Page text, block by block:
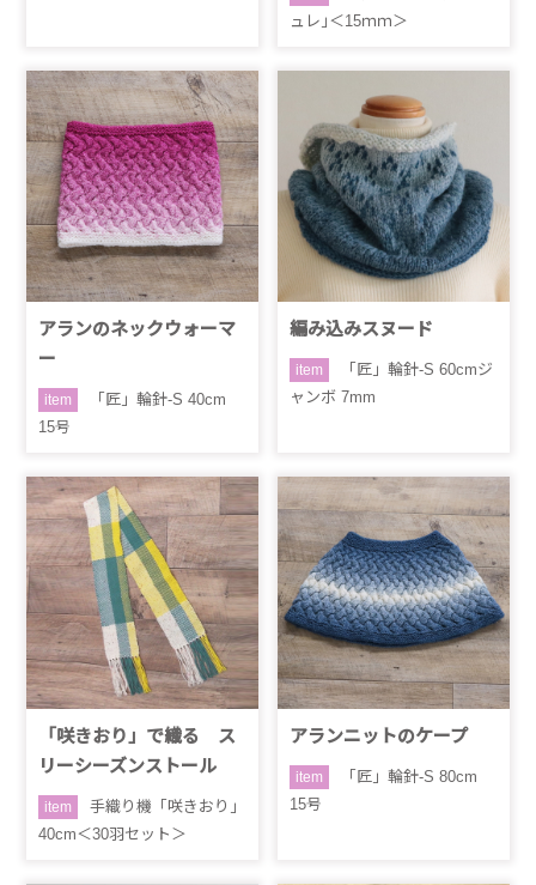
ュレ｣＜15ｍｍ＞
アランのネックウォーマ
ー
item
「匠」輪針-S 40cm
15号
編み込みスヌード
item
「匠」輪針-S 60cmジ
ャンボ 7mm
「咲きおり」で織る ス
リーシーズンストール
item
手織り機「咲きおり」
40cm＜30羽セット＞
アランニットのケープ
item
「匠」輪針-S 80cm
15号